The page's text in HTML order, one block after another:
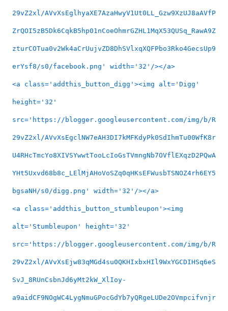
29vZ2xl/AVvXsEglhyaXE7AzaHwyV1Ut0LL_Gzw9XzUJ8aAVfP
ZrQOI5zB5Dk6CqkB5hp01nCoeOhmrGZHL1MqX53QUSq_RawA9Z
zturCOTua0v2Wk4aCrUujvZD8DhSVlxqXQFPbo3Rko4GecsUp9
erYsf8/s0/facebook.png' width='32'/></a>
<a class='addthis_button_digg'><img alt='Digg'
height='32'
src='https://blogger.googleusercontent.com/img/b/R
29vZ2xl/AVvXsEgclNW7eAH3DI7kMFKdyPk0SdIhmTu00WfK8r
U4RHcTmcYo8XIVSYwwtTooLcIoGsTVmngNb7OVflEXqzD2PQwA
YHt5Uxvd68b8c_LElMjAHoVoSZq0qHKsEFWusbTSNOZ4rh6EY5
bgsaNH/s0/digg.png' width='32'/></a>
<a class='addthis_button_stumbleupon'><img
alt='Stumbleupon' height='32'
src='https://blogger.googleusercontent.com/img/b/R
29vZ2xl/AVvXsEjw83qMGd4su0QKHIxbxHIl9WxYGCDIHSq6eS
SvJ_8RUnCsbnJd6yMt2kW_XlIoy-
a9aidCF9NOgWC4LygNmuGPocGdYb7yQRgeLUDe2OVmpcifvnjr